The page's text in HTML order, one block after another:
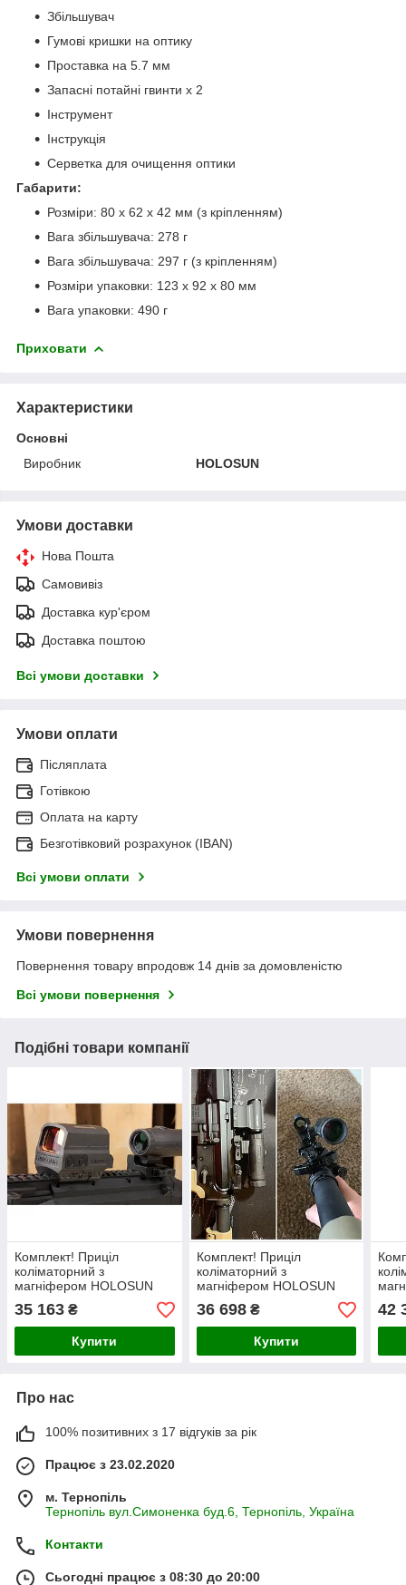
Збільшувач
Гумові кришки на оптику
Проставка на 5.7 мм
Запасні потайні гвинти х 2
Інструмент
Інструкція
Серветка для очищення оптики
Габарити:
Розміри: 80 x 62 x 42 мм (з кріпленням)
Вага збільшувача: 278 г
Вага збільшувача: 297 г (з кріпленням)
Розміри упаковки: 123 x 92 x 80 мм
Вага упаковки: 490 г
Приховати
Характеристики
Основні
Виробник
HOLOSUN
Умови доставки
Нова Пошта
Самовивіз
Доставка кур'єром
Доставка поштою
Всі умови доставки
Умови оплати
Післяплата
Готівкою
Оплата на карту
Безготівковий розрахунок (IBAN)
Всі умови оплати
Умови повернення
Повернення товару впродовж 14 днів за домовленістю
Всі умови повернення
Подібні товари компанії
Комплект! Приціл
коліматорний з
магніфером HOLOSUN
HS512C & HM3X
35 163 ₴
Купити
Комплект! Приціл
коліматорний з
магніфером HOLOSUN
HS503CU & HM3XT
36 698₴
Купити
42
Про нас
100% позитивних з 17 відгуків за рік
Працює з 23.02.2020
м. Тернопіль
Тернопіль вул.Симоненка буд.6, Тернопіль, Україна
Контакти
Сьогодні працює з 08:30 до 20:00